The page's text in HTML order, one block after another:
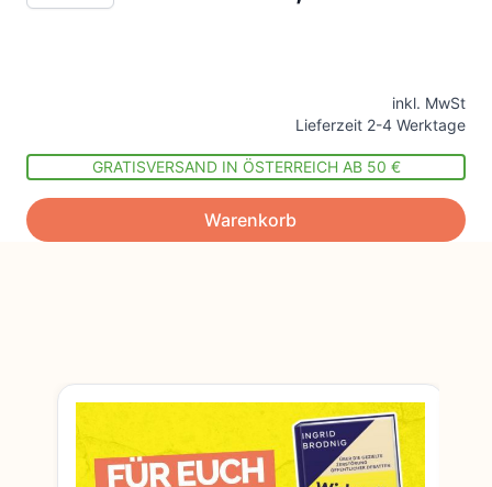
inkl. MwSt
Lieferzeit 2-4 Werktage
GRATISVERSAND IN ÖSTERREICH AB 50 €
Warenkorb